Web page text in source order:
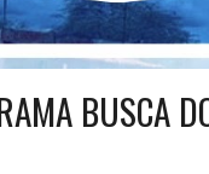
BUSCA